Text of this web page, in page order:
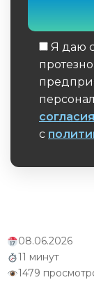
длинные
Я даю
согласия
с
08.06.2026
11 минут
1479